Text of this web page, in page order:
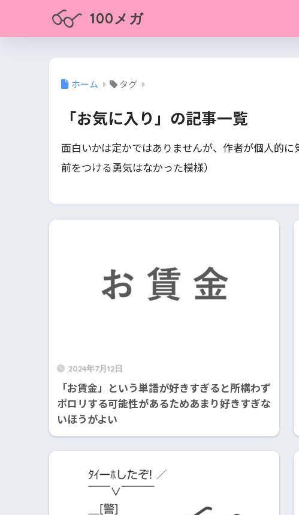
100メガ
ホーム タグ
「お気に入り」の記事一覧
面白いかは定かではありませんが、作者が個人的
前をつける勇気はなかった模様）
2024年7月12日
「お賃金」という単語が好きすぎると所構わず
ポロリする可能性があるためあまり好きすぎな
いほうがよい